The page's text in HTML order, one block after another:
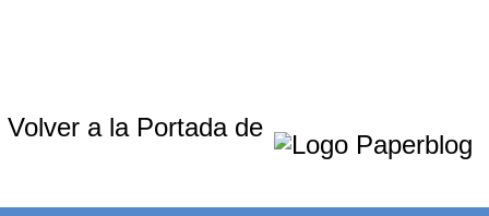
Volver a la Portada de